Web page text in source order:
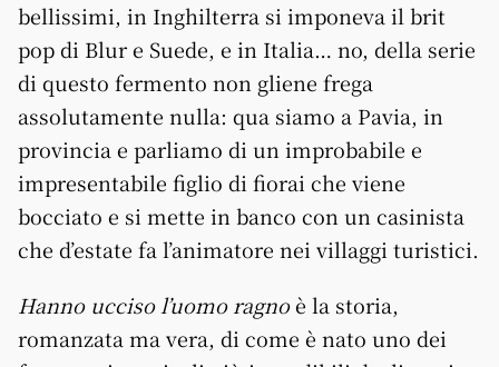
bellissimi, in Inghilterra si imponeva il brit
pop di Blur e Suede, e in Italia… no, della serie
di questo fermento non gliene frega
assolutamente nulla: qua siamo a Pavia, in
provincia e parliamo di un improbabile e
impresentabile figlio di fiorai che viene
bocciato e si mette in banco con un casinista
che d’estate fa l’animatore nei villaggi turistici.
Hanno ucciso l’uomo ragnoè la storia,
romanzata ma vera, di come è nato uno dei